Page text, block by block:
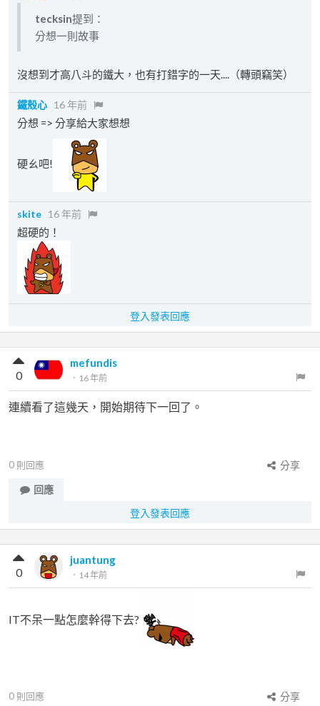
tecksin提到：
分想一則故事
沒想到才高八斗的鐵大，也有打錯字的一天....（轉頭竊笑）
鐵殼心 16 年前
分想 => 分享給大家想想
硬ㄠ吧!
skite 16 年前
超硬的！
登入發表回應
mefundis
． 16 年前
0
連續看了這幾天，開始期待下一回了。
0 則回應
分享
回應
登入發表回應
juantung
． 14 年前
0
IT不呆一點怎麼幹得下去?
0 則回應 分享